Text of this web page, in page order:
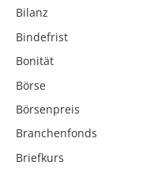
Bilanz
Bindefrist
Bonität
Börse
Börsenpreis
Branchenfonds
Briefkurs